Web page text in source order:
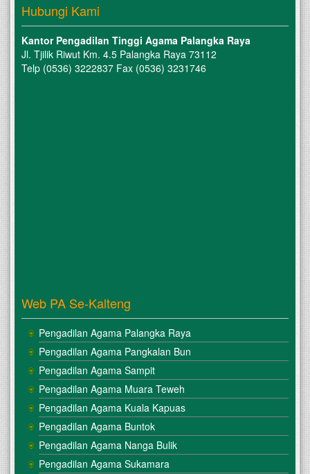
Hubungi Kami
Kantor Pengadilan Tinggi Agama Palangka Raya
Jl. Tjilik Riwut Km. 4.5 Palangka Raya 73112
Telp (0536) 3222837 Fax (0536) 3231746
Web PA Se-Kalteng
Pengadilan Agama Palangka Raya
Pengadilan Agama Pangkalan Bun
Pengadilan Agama Sampit
Pengadilan Agama Muara Teweh
Pengadilan Agama Kuala Kapuas
Pengadilan Agama Buntok
Pengadilan Agama Nanga Bulik
Pengadilan Agama Sukamara